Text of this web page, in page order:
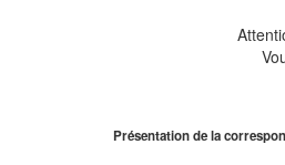
Présentation de la